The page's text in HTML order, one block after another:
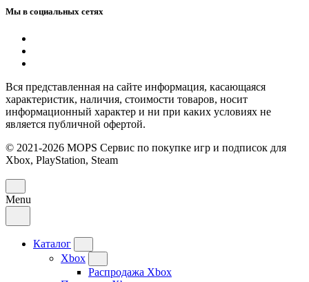
Мы в социальных сетях
Вся представленная на сайте информация, касающаяся
характеристик, наличия, стоимости товаров, носит
информационный характер и ни при каких условиях не
является публичной офертой.
© 2021-2026 MOPS Сервис по покупке игр и подписок для
Xbox, PlayStation, Steam
Menu
Каталог
Xbox
Распродажа Xbox